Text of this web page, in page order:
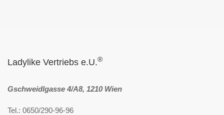
Ladylike Vertriebs e.U.®
Gschweidlgasse 4/A8, 1210 Wien
Tel.: 0650/290-96-96